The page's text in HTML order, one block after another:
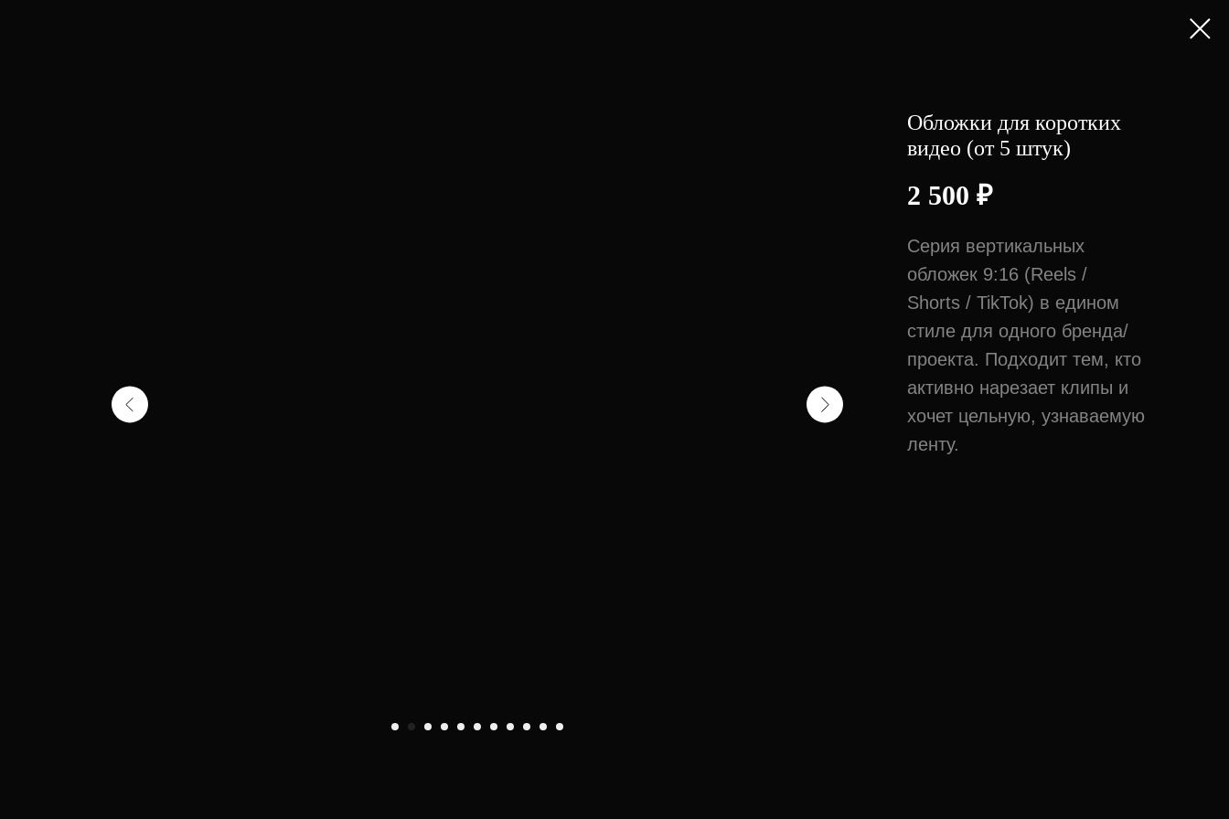
Обложки для коротких
видео (от 5 штук)
2 500 ₽
Серия вертикальных
обложек 9:16 (Reels /
Shorts / TikTok) в едином
стиле для одного бренда/
проекта. Подходит тем, кто
активно нарезает клипы и
хочет цельную, узнаваемую
ленту.